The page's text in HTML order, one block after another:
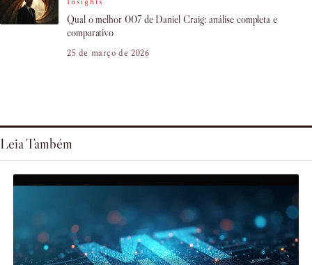
Qual o melhor 007 de Daniel Craig: análise completa e
comparativo
25 de março de 2026
Leia Também